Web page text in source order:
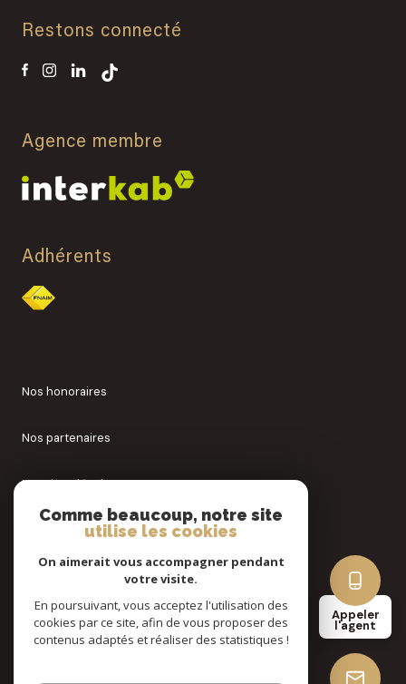
Appeler
l'agent
Restons connecté
Agence membre
Adhérents
Nos honoraires
Nos partenaires
Mentions légales
Cookies
Comme beaucoup, notre site
utilise les cookies
On aimerait vous accompagner pendant
votre visite.
En poursuivant, vous acceptez l'utilisation des
cookies par ce site, afin de vous proposer des
contenus adaptés et réaliser des statistiques !